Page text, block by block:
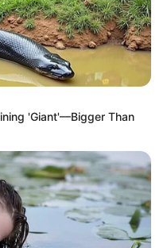
'Giant'—Bigger Than